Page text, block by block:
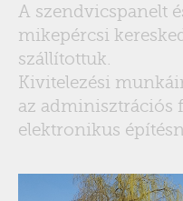
A szendvicspanelt
mikepércsi
szállítottuk.
Kivitelezési
az adminisztrációs
elektronikus